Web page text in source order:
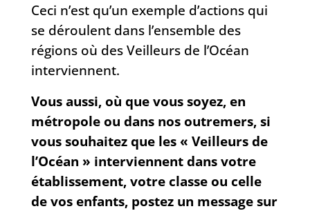
Ceci n’est qu’un exemple d’actions qui
se déroulent dans l’ensemble des
régions où des Veilleurs de l’Océan
interviennent.
Vous aussi, où que vous soyez, en
métropole ou dans nos outremers, si
vous souhaitez que les « Veilleurs de
l’Océan » interviennent dans votre
établissement, votre classe ou celle
de vos enfants, postez un message sur